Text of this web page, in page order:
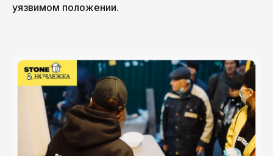
уязвимом положении.